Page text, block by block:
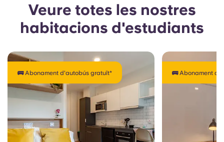
Veure totes les nostres
habitacions d'estudiants
🚌 Abonament d'autobús gratuït* 🚌 Abonament